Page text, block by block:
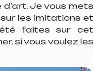
Je vous mets
les imitations et
été faites sur cet
si vous voulez les